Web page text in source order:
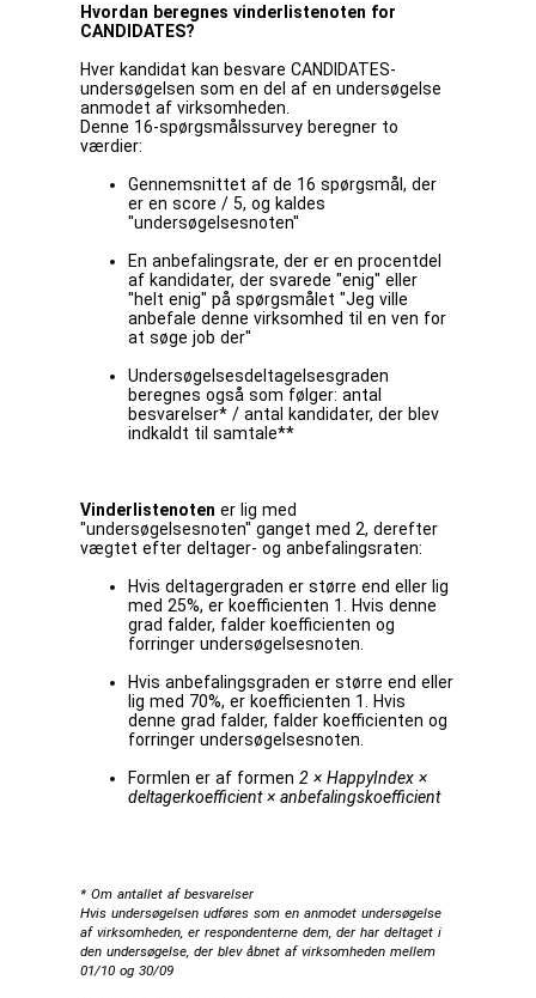
Hvordan beregnes vinderlistenoten for
CANDIDATES?
Hver kandidat kan besvare CANDIDATES-
undersøgelsen som en del af en undersøgelse
anmodet af virksomheden.
Denne 16-spørgsmålssurvey beregner to
værdier:
Gennemsnittet af de 16 spørgsmål, der
er en score / 5, og kaldes
"undersøgelsesnoten"
En anbefalingsrate, der er en procentdel
af kandidater, der svarede "enig" eller
"helt enig" på spørgsmålet "Jeg ville
anbefale denne virksomhed til en ven for
at søge job der"
Undersøgelsesdeltagelsesgraden
beregnes også som følger: antal
besvarelser* / antal kandidater, der blev
indkaldt til samtale**
Vinderlistenoten er lig med
"undersøgelsesnoten" ganget med 2, derefter
vægtet efter deltager- og anbefalingsraten:
Hvis deltagergraden er større end eller lig
med 25%, er koefficienten 1. Hvis denne
grad falder, falder koefficienten og
forringer undersøgelsesnoten.
Hvis anbefalingsgraden er større end eller
lig med 70%, er koefficienten 1. Hvis
denne grad falder, falder koefficienten og
forringer undersøgelsesnoten.
Formlen er af formen2 × HappyIndex ×
deltagerkoefficient × anbefalingskoefficient
* Om antallet af besvarelser
Hvis undersøgelsen udføres som en anmodet undersøgelse
af virksomheden, er respondenterne dem, der har deltaget i
den undersøgelse, der blev åbnet af virksomheden mellem
01/10 og 30/09